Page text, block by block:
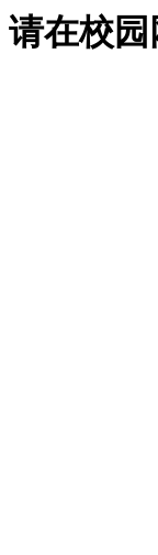
请在校园